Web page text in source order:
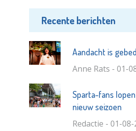
Recente berichten
Aandacht is gebed
Anne Rats - 01-
Sparta-fans
nieuw seizoen
Redactie - 01-08-